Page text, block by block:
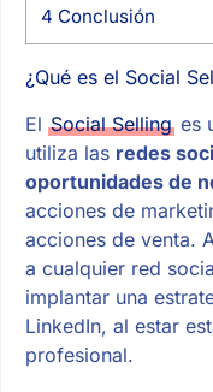
4 Conclusión
¿Qué es el Social
El Social Sellinges
utiliza las redes
oportunidades de
acciones de
acciones de venta.
a cualquier red
implantar una
LinkedIn, al estar
profesional.